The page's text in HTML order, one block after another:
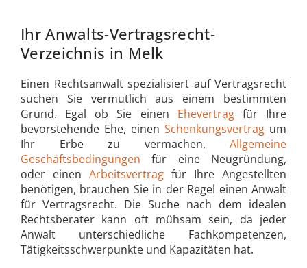
Ihr Anwalts-Vertragsrecht-
Verzeichnis in Melk
Einen Rechtsanwalt spezialisiert auf Vertragsrecht
suchen Sie vermutlich aus einem bestimmten
Grund. Egal ob Sie einen Ehevertragfür Ihre
bevorstehende Ehe, einen Schenkungsvertrag um
Ihr Erbe zu vermachen, Allgemeine
Geschäftsbedingungen für eine Neugründung,
oder einen Arbeitsvertrag für Ihre Angestellten
benötigen, brauchen Sie in der Regel einen Anwalt
für Vertragsrecht. Die Suche nach dem idealen
Rechtsberater kann oft mühsam sein, da jeder
Anwalt unterschiedliche Fachkompetenzen,
Tätigkeitsschwerpunkte und Kapazitäten hat.